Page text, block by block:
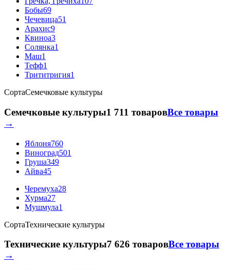
Бобы69
Чечевица51
Арахис9
Квиноа3
Солянка1
Маш1
Тефф1
Трититригия1
СортаСемечковые культуры
Семечковые культуры1 711 товаровВсе товары
→
Яблоня760
Виноград501
Груша349
Айва45
Черемуха28
Хурма27
Мушмула1
СортаТехнические культуры
Технические культуры7 626 товаровВсе товары
→